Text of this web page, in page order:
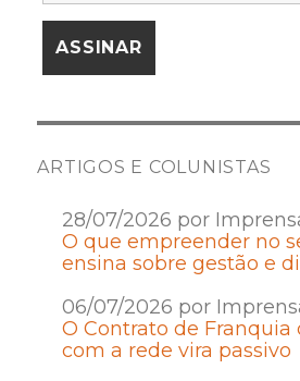
ARTIGOS E COLUNISTAS
28/07/2026 por
O que empreender no
ensina sobre gestão e
06/07/2026 por
O Contrato de Franquia
com a rede vira passivo